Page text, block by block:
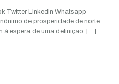
Twitter Linkedin Whatsapp
de prosperidade de norte
à espera de uma definição: […]